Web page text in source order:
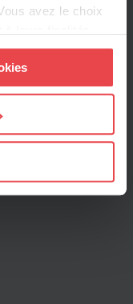
avez le choix
à
relative aux
à plusieurs